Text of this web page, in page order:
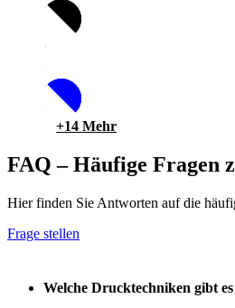
ID:
121067
ID:
ID:
121077
+14 Mehr
FAQ – Häufige Fragen
Hier finden Sie Antworten auf die
Frage stellen
Welche Drucktechniken gibt